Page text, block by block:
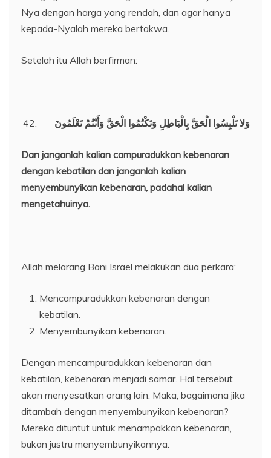
Nya dengan harga yang rendah, dan agar hanya
kepada-Nyalah mereka bertakwa.
Setelah itu Allah berfirman:
وَلا تَلْبِسُوا الْحَقَّ بِالْبَاطِلِ وَتَكْتُمُوا الْحَقَّ وَأَنْتُمْ تَعْلَمُونَ
Dan janganlah kalian campuradukkan kebenaran
dengan kebatilan dan janganlah kalian
menyembunyikan kebenaran, padahal kalian
mengetahuinya.
Allah melarang Bani Israel melakukan dua perkara:
Mencampuradukkan kebenaran dengan
kebatilan.
Menyembunyikan kebenaran.
Dengan mencampuradukkan kebenaran dan
kebatilan, kebenaran menjadi samar. Hal tersebut
akan menyesatkan orang lain. Maka, bagaimana jika
ditambah dengan menyembunyikan kebenaran?
Mereka dituntut untuk menampakkan kebenaran,
bukan justru menyembunyikannya.